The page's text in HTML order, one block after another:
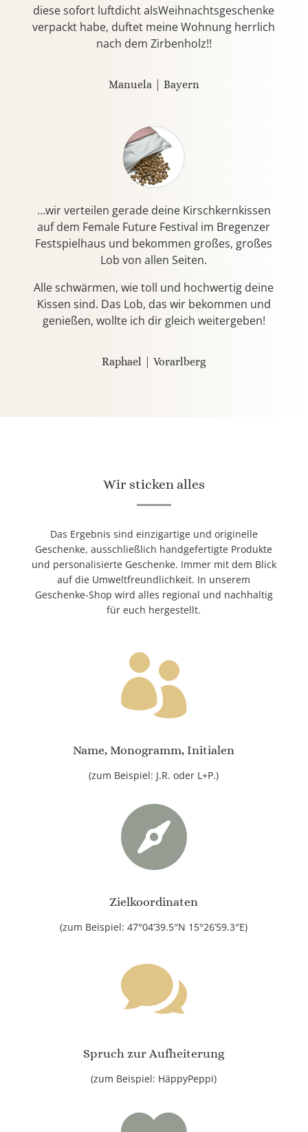
diese sofort luftdicht alsWeihnachtsgeschenke
verpackt habe, duftet meine Wohnung herrlich
nach dem Zirbenholz!!
Manuela | Bayern
…wir verteilen gerade deine Kirschkernkissen
auf dem Female Future Festival im Bregenzer
Festspielhaus und bekommen großes, großes
Lob von allen Seiten.
Alle schwärmen, wie toll und hochwertig deine
Kissen sind. Das Lob, das wir bekommen und
genießen, wollte ich dir gleich weitergeben!
Raphael | Vorarlberg
Wir sticken alles
Das Ergebnis sind einzigartige und originelle
Geschenke, ausschließlich handgefertigte Produkte
und personalisierte Geschenke. Immer mit dem Blick
auf die Umweltfreundlichkeit. In unserem
Geschenke-Shop wird alles regional und nachhaltig
für euch hergestellt.

Name, Monogramm, Initialen
(zum Beispiel: J.R. oder L+P.)

Zielkoordinaten
(zum Beispiel: 47°04’39.5″N 15°26’59.3″E)

Spruch zur Aufheiterung
(zum Beispiel: HäppyPeppi)